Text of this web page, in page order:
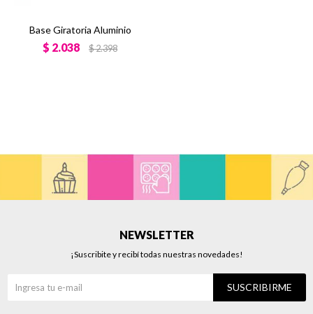
Base Giratoria Aluminio
$ 2.038 $2.398
NEWSLETTER
¡Suscribite y recibí todas nuestras novedades!
SUSCRIBIRME